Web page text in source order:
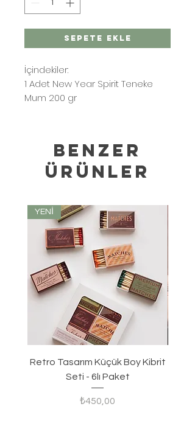
Sepete Ekle
İçindekiler:
1 Adet New Year Spirit Teneke
Mum 200 gr
Benzer
Ürünler
YENİ
Retro Tasarım Küçük Boy Kibrit
Seti - 6lı Paket
Fiyat
₺450,00